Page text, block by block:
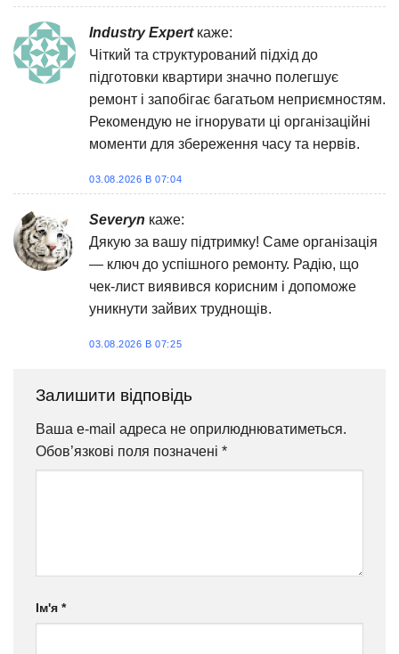
Industry Expert каже:
Чіткий та структурований підхід до
підготовки квартири значно полегшує
ремонт і запобігає багатьом неприємностям.
Рекомендую не ігнорувати ці організаційні
моменти для збереження часу та нервів.
03.08.2026 В 07:04
Severyn каже:
Дякую за вашу підтримку! Саме організація
— ключ до успішного ремонту. Радію, що
чек-лист виявився корисним і допоможе
уникнути зайвих труднощів.
03.08.2026 В 07:25
Залишити відповідь
Ваша e-mail адреса не оприлюднюватиметься.
Обов’язкові поля позначені *
Ім'я *